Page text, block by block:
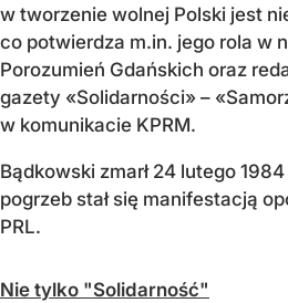
w tworzenie wolnej Polski jest
co potwierdza m.in. jego rola w
Porozumień Gdańskich oraz
gazety «Solidarności» –
w komunikacie KPRM.
Bądkowski zmarł 24 lutego
pogrzeb stał się manifestacją
PRL.
Nie tylko "Solidarność"